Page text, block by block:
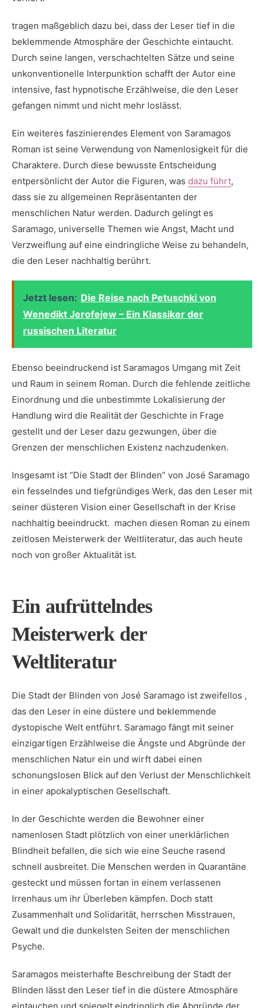
tragen maßgeblich dazu bei, dass ⁤der Leser​ tief in ‌die
‌beklemmende Atmosphäre der⁣ Geschichte eintaucht.
Durch seine langen, verschachtelten Sätze und seine
unkonventionelle Interpunktion schafft der Autor ⁢eine
intensive, fast hypnotische Erzählweise, die den Leser
gefangen nimmt und nicht mehr ⁣loslässt.
Ein ⁢weiteres faszinierendes ​Element von ⁣Saramagos
⁤Roman ist seine Verwendung von ⁤Namenlosigkeit für‍ die
Charaktere. Durch diese bewusste Entscheidung‌
entpersönlicht der Autor die Figuren, was dazu führt,
dass sie zu allgemeinen Repräsentanten der
menschlichen Natur werden. Dadurch gelingt es
Saramago, universelle​ Themen wie Angst, Macht und
Verzweiflung auf eine eindringliche Weise zu behandeln,
die den Leser nachhaltig berührt.
Jetzt lesen: Die Reise nach Petuschki von
Wenedikt Jerofejew – Ein Klassiker der
russischen Literatur
Ebenso‌ beeindruckend ist Saramagos Umgang mit Zeit
und‌ Raum in seinem⁤ Roman.‌ Durch die fehlende zeitliche
Einordnung und die ⁢unbestimmte Lokalisierung der
Handlung ​wird die Realität der‌ Geschichte in Frage
gestellt​ und der Leser dazu‌ gezwungen, über die
Grenzen der menschlichen Existenz nachzudenken.
Insgesamt ist “Die Stadt ⁤der Blinden” von José Saramago
ein fesselndes und tiefgründiges Werk, das den ‌Leser mit
seiner düsteren Vision einer‍ Gesellschaft in der‌ Krise
nachhaltig beeindruckt. ‌ machen ‌diesen Roman zu einem
zeitlosen Meisterwerk der Weltliteratur, das auch heute
noch von großer Aktualität ⁢ist.
Ein aufrüttelndes
Meisterwerk der
Weltliteratur
Die Stadt der Blinden von José Saramago ist zweifellos ,
das ​den Leser in eine düstere und beklemmende
dystopische Welt ‌entführt. Saramago fängt mit seiner
einzigartigen Erzählweise die Ängste und Abgründe der
menschlichen Natur ein und wirft dabei einen
schonungslosen Blick auf den Verlust der Menschlichkeit
⁣in einer ‍apokalyptischen Gesellschaft.
In ⁣der Geschichte werden die Bewohner einer
namenlosen Stadt plötzlich von einer unerklärlichen
Blindheit befallen, die sich wie eine Seuche rasend
schnell ausbreitet. Die‍ Menschen werden in Quarantäne‌
gesteckt und müssen fortan in einem verlassenen
Irrenhaus um ihr Überleben ⁢kämpfen. Doch statt
Zusammenhalt ​und Solidarität, herrschen Misstrauen,⁤
Gewalt und ⁣die dunkelsten Seiten der menschlichen
⁣Psyche.
Saramagos⁤ meisterhafte Beschreibung der Stadt der ​
Blinden‍ lässt den Leser tief in die düstere ⁤Atmosphäre